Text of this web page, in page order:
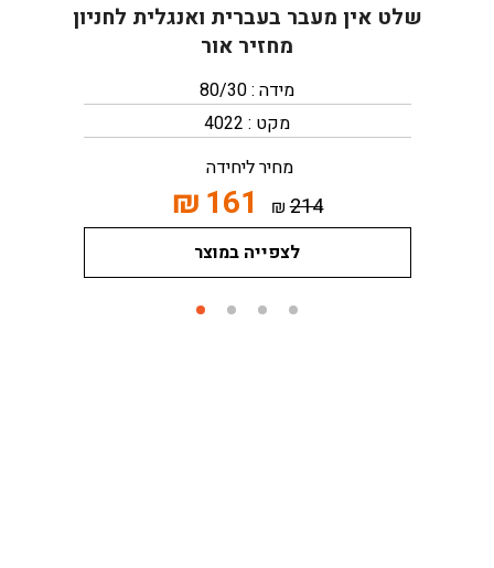
שלט אין מעבר בעברית ואנגלית לחניון
מחזיר אור
מידה : 80/30
מקט : 4022
מחיר ליחידה
214
₪
161
₪
לצפייה במוצר